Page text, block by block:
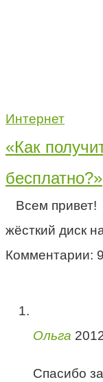
Интернет
«Как
бесплатно?»
Всем привет!
жёсткий диск
Комментарии: 9
Ольга
Спасибо